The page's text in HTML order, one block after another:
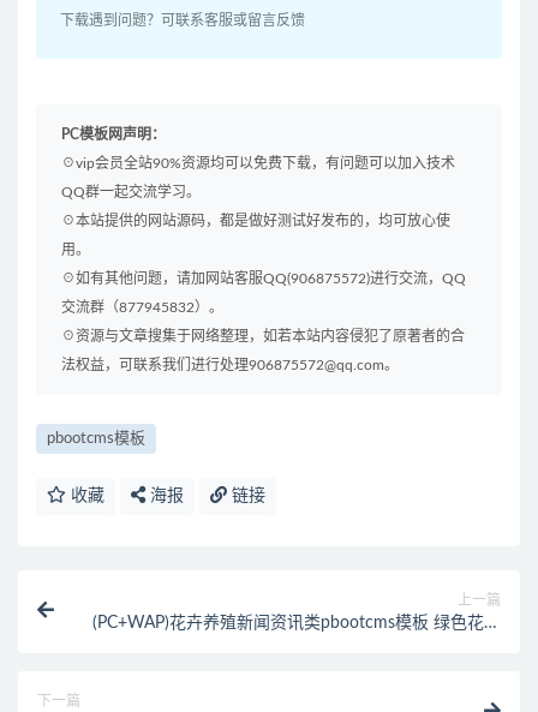
下载遇到问题？可联系客服或留言反馈
PC模板网声明：
☉vip会员全站90%资源均可以免费下载，有问题可以加入技术
QQ群一起交流学习。
☉本站提供的网站源码，都是做好测试好发布的，均可放心使
用。
☉如有其他问题，请加网站客服QQ(906875572)进行交流，QQ
交流群（877945832）。
☉资源与文章搜集于网络整理，如若本站内容侵犯了原著者的合
法权益，可联系我们进行处理906875572@qq.com。
pbootcms模板
收藏 海报 链接
上一篇
(PC+WAP)花卉养殖新闻资讯类pbootcms模板 绿色花草
下一篇